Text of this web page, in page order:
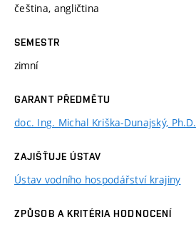
čeština, angličtina
SEMESTR
zimní
GARANT PŘEDMĚTU
doc. Ing. Michal Kriška-Dunajský, Ph.D.
ZAJIŠŤUJE ÚSTAV
Ústav vodního hospodářství krajiny
ZPŮSOB A KRITÉRIA HODNOCENÍ